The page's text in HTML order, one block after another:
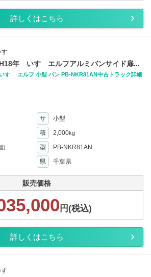
詳しくはこちら
ゞ
H18年 いすゞエルフアルミバンサイド扉...
いすゞ エルフ 小型 バン PB-NKR81AN中古トラック詳細
サ
小型
積 2,000kg
) 型
PB-NKR81AN
県 千葉県
販売価格
円(税込)
詳しくはこちら
ゞ